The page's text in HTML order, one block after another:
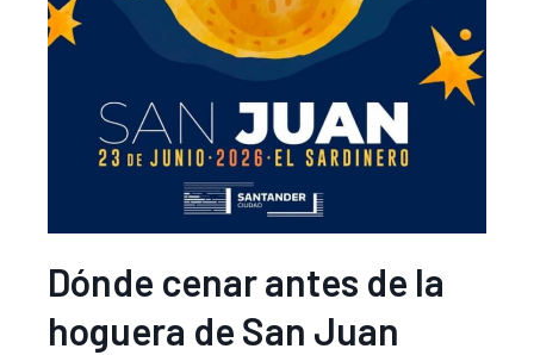
Dónde cenar antes de la
hoguera de San Juan